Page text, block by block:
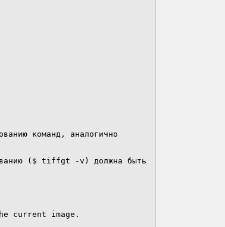
команд, аналогично
($ tiffgt -v) должна быть
current image.